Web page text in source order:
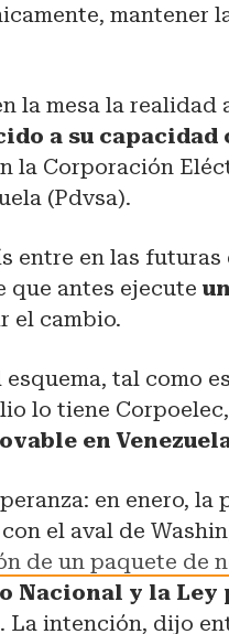
mantener
la mesa la
a su
la Corporación
(Pdvsa).
entre en las
que antes ejecute
el cambio.
esquema, tal como
lo tiene
en
en enero,
el aval de
de un paquete de
Nacional y la Ley
La intención, dijo